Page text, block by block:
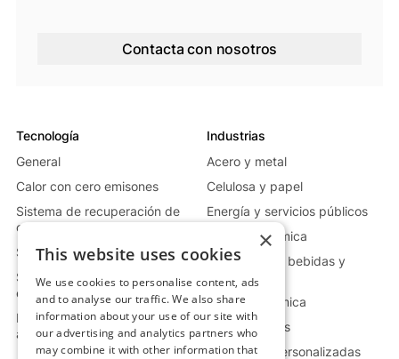
Contacta con nosotros
Tecnología
General
Calor con cero emisones
Sistema de recuperación de
calor residual
Sistema de calor móvil
Sistema de generación de
energía
Más información sobre el
almacenamiento
Industrias
Acero y metal
Celulosa y papel
Energía y servicios públicos
Vidrio y cerámica
Alimentación, bebidas y
farmacia
Industria química
Petróleo y gas
Soluciones personalizadas
×
This website uses cookies
We use cookies to personalise content, ads
and to analyse our traffic. We also share
information about your use of our site with
our advertising and analytics partners who
may combine it with other information that